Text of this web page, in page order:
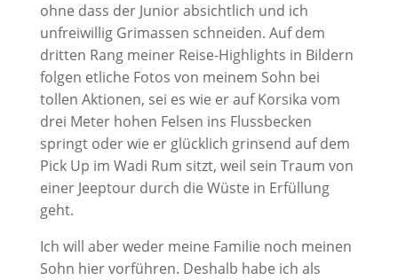
ohne dass der Junior absichtlich und ich
unfreiwillig Grimassen schneiden. Auf dem
dritten Rang meiner Reise-Highlights in Bildern
folgen etliche Fotos von meinem Sohn bei
tollen Aktionen, sei es wie er auf Korsika vom
drei Meter hohen Felsen ins Flussbecken
springt oder wie er glücklich grinsend auf dem
Pick Up im Wadi Rum sitzt, weil sein Traum von
einer Jeeptour durch die Wüste in Erfüllung
geht.
Ich will aber weder meine Familie noch meinen
Sohn hier vorführen. Deshalb habe ich als